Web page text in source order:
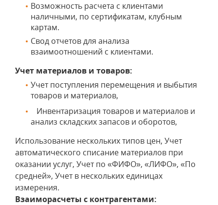
Возможность расчета с клиентами
наличными, по сертификатам, клубным
картам.
Свод отчетов для анализа
взаимоотношений с клиентами.
Учет материалов и товаров:
Учет поступления перемещения и выбытия
товаров и материалов,
Инвентаризация товаров и материалов и
анализ складских запасов и оборотов,
Использование нескольких типов цен, Учет
автоматического списание материалов при
оказании услуг, Учет по «ФИФО», «ЛИФО», «По
средней», Учет в нескольких единицах
измерения.
Взаиморасчеты с контрагентами: